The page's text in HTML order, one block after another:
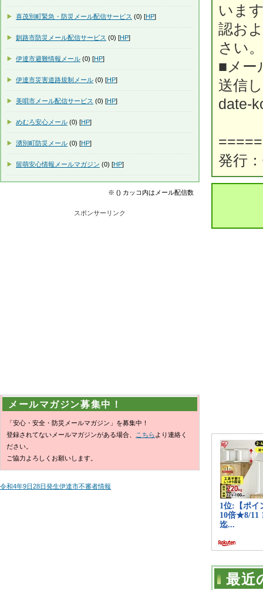
いま
認お
さい。
■メー
送信
date-
発行
最近
喜茂別町緊急・防災メール配信サービス (0) [HP]
釧路市防災メール配信サービス (0) [HP]
伊達市避難情報メール (0) [HP]
伊達市災害道路規制メール (0) [HP]
美唄市メール配信サービス (0) [HP]
めむろ安心メール (0) [HP]
湧別町防災メール (0) [HP]
留萌安心情報メールマガジン (0) [HP]
※ () カッコ内はメール配信数
スポンサーリンク
メールマガジン募集中！
「安心・安全・防災メールマガジン」を募集中！
登録されてないメールマガジンがある場合、
こちら より連絡く
ださい。
ご協力よろしくお願いします。
令和4年9日28日発生伊達市不審者情報